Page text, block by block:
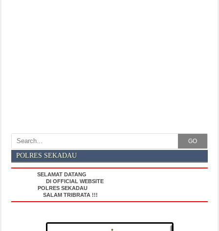
GO
POLRES SEKADAU
SELAMAT DATANG
DI OFFICIAL WEBSITE
POLRES SEKADAU
SALAM TRIBRATA !!!